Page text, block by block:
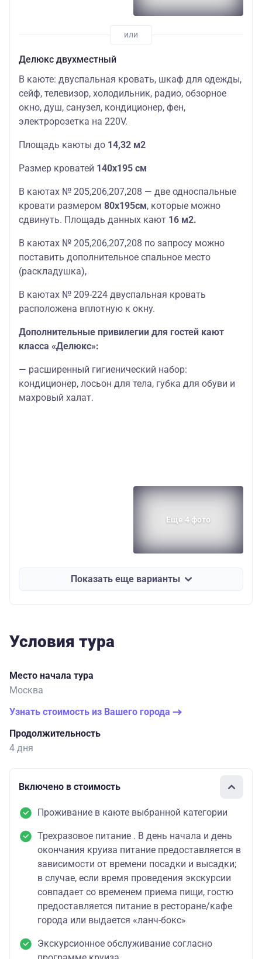
Делюкс двухместный
В каюте: двуспальная кровать, шкаф для одежды,
сейф, телевизор, холодильник, радио, обзорное
окно, душ, санузел, кондиционер, фен,
электророзетка на 220V.
Площадь каюты до 14,32 м2
Размер кроватей 140х195 см
В каютах № 205,206,207,208 — две односпальные
кровати размером 80х195см, которые можно
сдвинуть. Площадь данных кают 16 м2.
В каютах № 205,206,207,208 по запросу можно
поставить дополнительное спальное место
(раскладушка),
В каютах № 209-224 двуспальная кровать
расположена вплотную к окну.
Дополнительные привилегии для гостей кают
класса «Делюкс»:
— расширенный гигиенический набор:
кондиционер, лосьон для тела, губка для обуви и
махровый халат.
Еще 4 фото
Показать еще варианты
Условия тура
Место начала тура
Москва
Узнать стоимость из Вашего города
Продолжительность
4 дня
Включено в стоимость
Проживание в каюте выбранной категории
Трехразовое питание . В день начала и день
окончания круиза питание предоставляется в
зависимости от времени посадки и высадки;
в случае, если время проведения экскурсии
совпадает со временем приема пищи, гостю
предоставляется питание в ресторане/кафе
города или выдается «ланч-бокс»
Экскурсионное обслуживание согласно